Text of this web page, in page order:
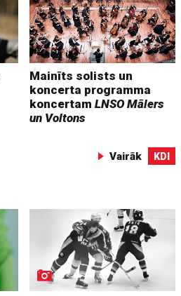
Mainīts solists un
koncerta programma
koncertamLNSO Mālers
un Voltons
Vairāk KDI